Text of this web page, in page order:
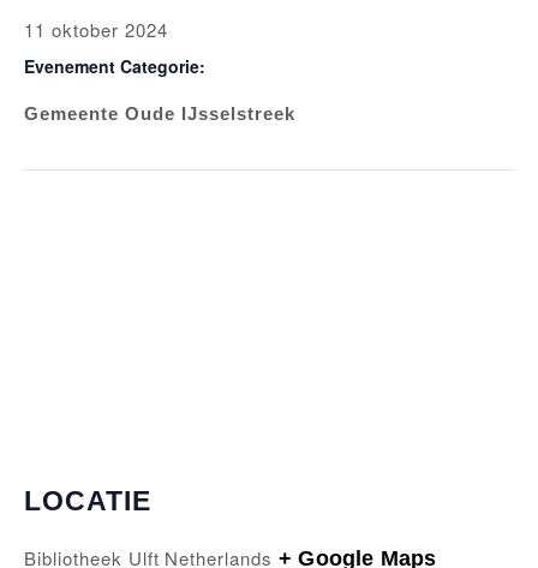
11 oktober 2024
Evenement Categorie:
Gemeente Oude IJsselstreek
LOCATIE
Bibliotheek Ulft Netherlands + Google Maps